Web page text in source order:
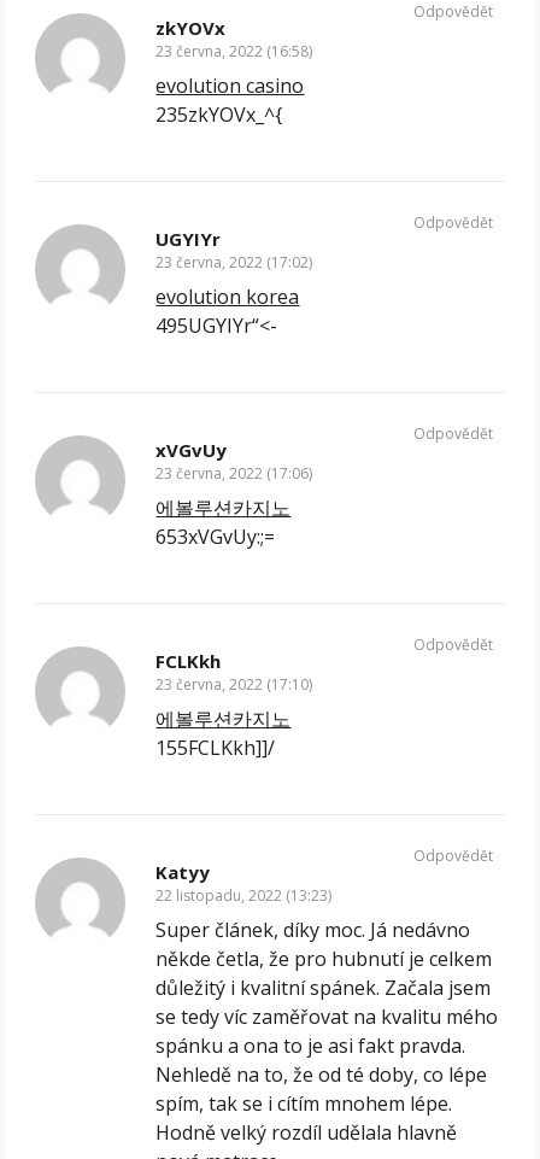
zkYOVx
23 června, 2022 (16:58)
evolution casino
235zkYOVx_^{
Odpovědět
UGYIYr
23 června, 2022 (17:02)
evolution korea
495UGYIYr“<-
Odpovědět
xVGvUy
23 června, 2022 (17:06)
에볼루션카지노
653xVGvUy:;=
Odpovědět
FCLKkh
23 června, 2022 (17:10)
에볼루션카지노
155FCLKkh]]/
Odpovědět
Katyy
22 listopadu, 2022 (13:23)
Super článek, díky moc. Já nedávno
někde četla, že pro hubnutí je celkem
důležitý i kvalitní spánek. Začala jsem
se tedy víc zaměřovat na kvalitu mého
spánku a ona to je asi fakt pravda.
Nehledě na to, že od té doby, co lépe
spím, tak se i cítím mnohem lépe.
Hodně velký rozdíl udělala hlavně
Odpovědět